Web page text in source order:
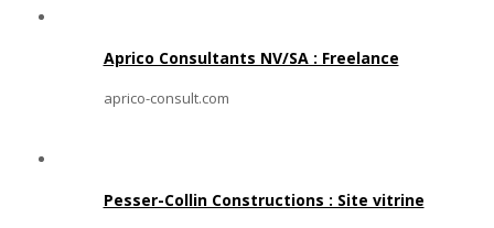
Aprico Consultants NV/SA : Freelance
aprico-consult.com
Pesser-Collin Constructions : Site vitrine